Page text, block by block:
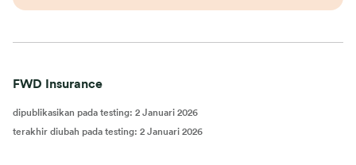
FWD Insurance
dipublikasikan pada testing: 2 Januari 2026
terakhir diubah pada testing: 2 Januari 2026